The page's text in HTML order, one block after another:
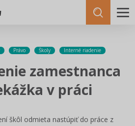
Právo Školy Interné riadenie
zamestnanca
v práci
škôl odmieta nastúpiť do práce z